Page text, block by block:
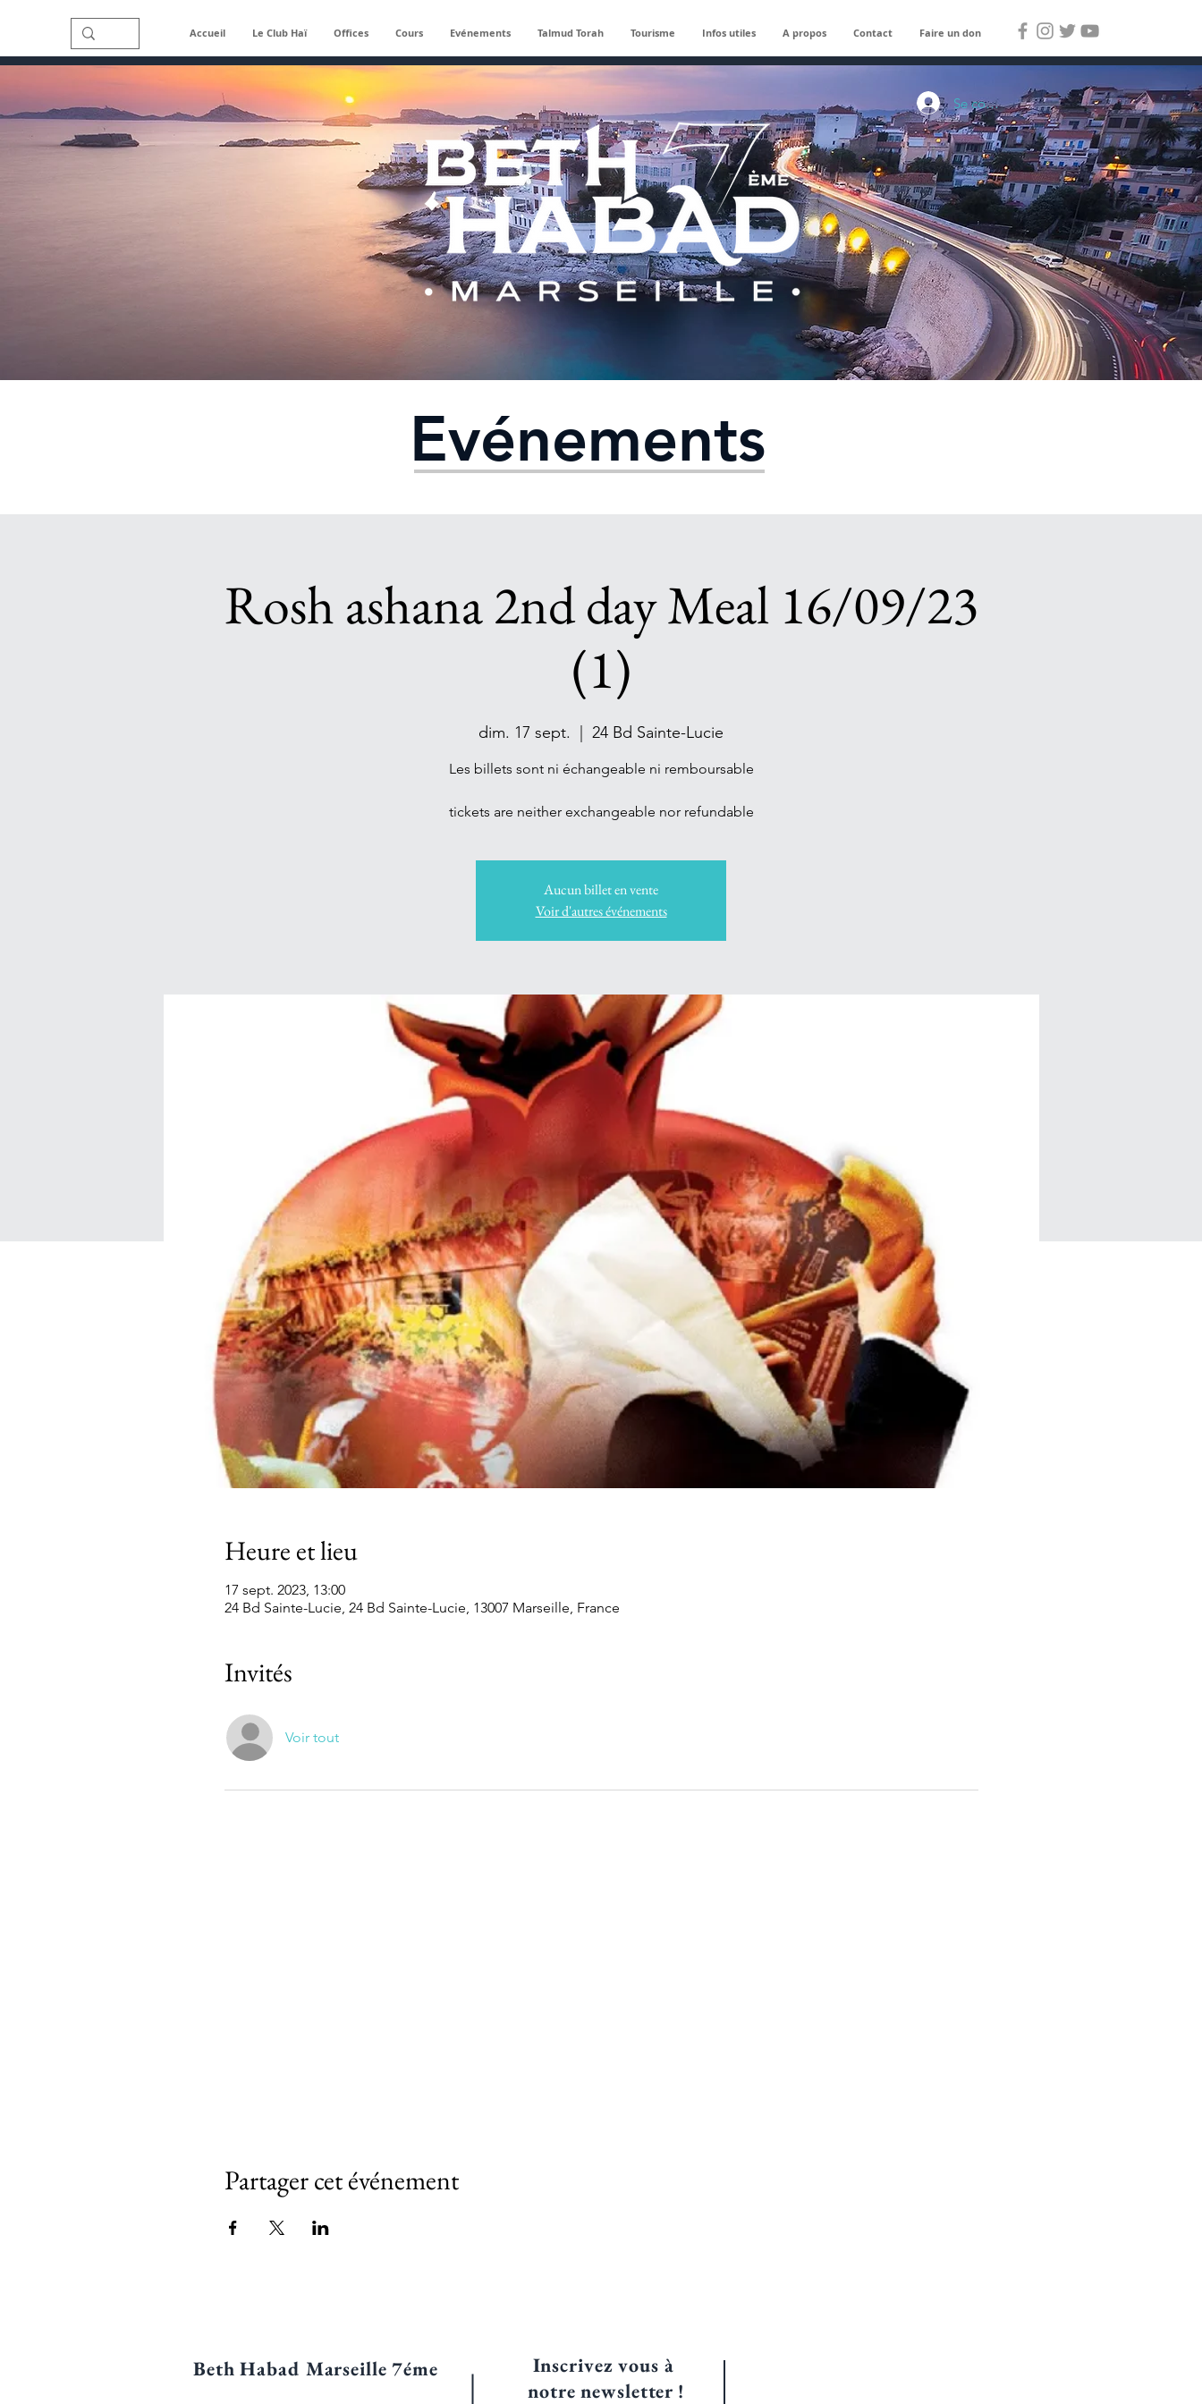
Accueil Le Club Haï Offices Cours Evénements Talmud Torah Tourisme Infos utiles A propos Contact Faire un don
Evénements
Rosh ashana 2nd day Meal 16/09/23
(1)
dim. 17 sept. 24 Bd Sainte-Lucie
Les billets sont ni échangeable ni remboursable
tickets are neither exchangeable nor refundable
Aucun billet en vente
Voir d'autres événements
Heure et lieu
17 sept. 2023, 13:00
24 Bd Sainte-Lucie, 24 Bd Sainte-Lucie, 13007 Marseille, France
Invités
Voir tout
Partager cet événement
Se connecter
Beth Habad Marseille 7éme
Inscrivez vous à
notrenewsletter !